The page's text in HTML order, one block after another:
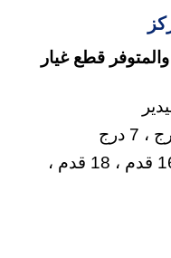
قطع غيار
صيانة ثلاجة فريجيدير 14 قدم ، 16 قدم ، 18 قدم ،